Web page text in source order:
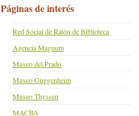
Páginas de interés
Red Social de Ratón de Biblioteca
Agencia Magnum
Museo del Prado
Museo Guggenheim
Museo Thyssen
MACBA